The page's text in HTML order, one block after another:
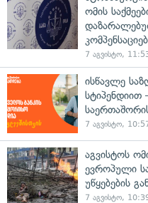
ომის
7 აგვისტო,
ისწავლე
სტიპენდიით
7 აგვისტო,
აგვისტოს
ევროპული
უწყებების
7 აგვისტო,